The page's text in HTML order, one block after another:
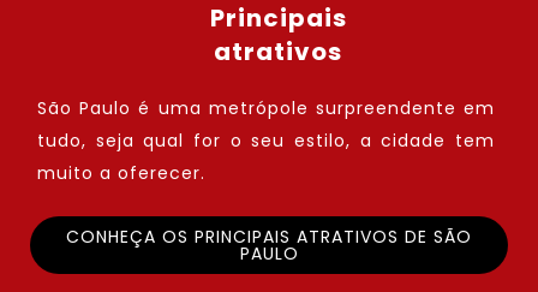
Principais
atrativos
São Paulo é uma metrópole surpreendente em
tudo, seja qual for o seu estilo, a cidade tem
muito a oferecer.
CONHEÇA OS PRINCIPAIS ATRATIVOS DE SÃO
PAULO